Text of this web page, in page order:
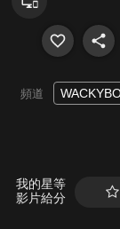
頻道
我的星等
影片給分